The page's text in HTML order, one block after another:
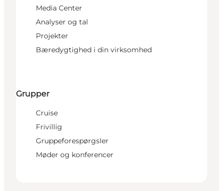
Media Center
Analyser og tal
Projekter
Bæredygtighed i din virksomhed
Grupper
Cruise
Frivillig
Gruppeforespørgsler
Møder og konferencer